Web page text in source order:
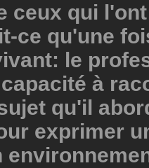
ceux qui
ce qu'une
le
à
qu'il
exprimer